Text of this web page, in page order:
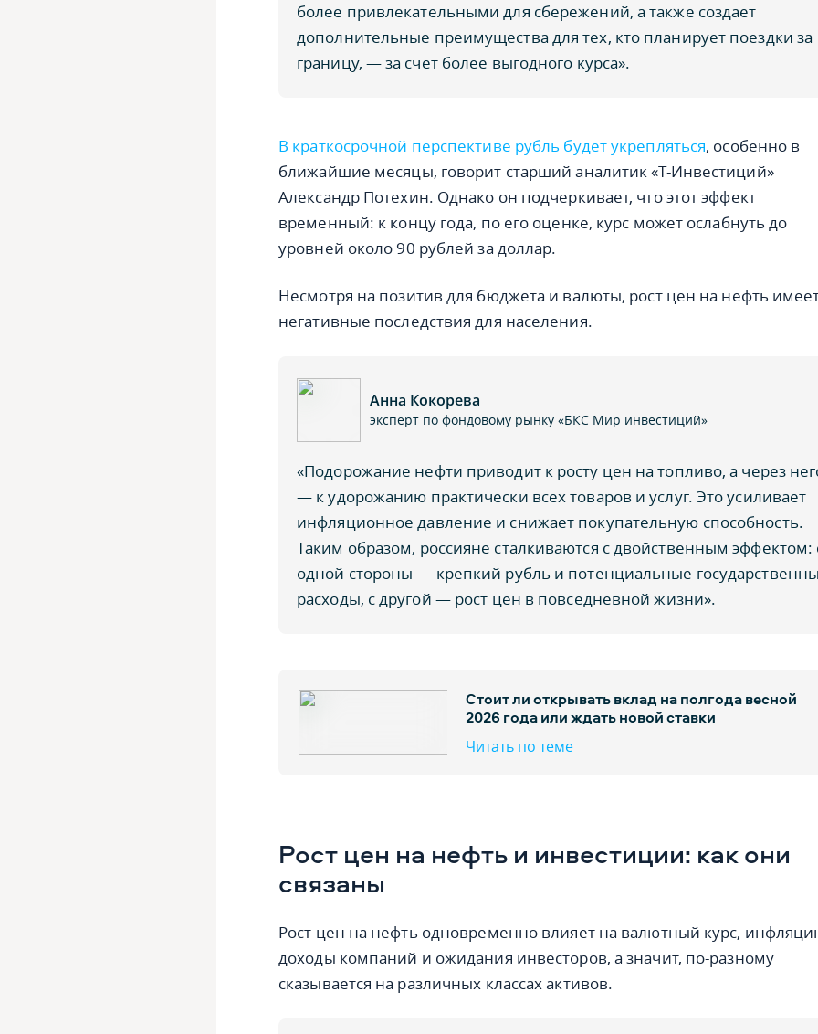
более привлекательными для сбережений, а также создает
дополнительные преимущества для тех, кто планирует поездки за
границу, — за счет более выгодного курса».
В краткосрочной перспективе рубль будет укрепляться, особенно в
ближайшие месяцы, говорит старший аналитик «Т-Инвестиций»
Александр Потехин. Однако он подчеркивает, что этот эффект
временный: к концу года, по его оценке, курс может ослабнуть до
уровней около 90 рублей за доллар.
Несмотря на позитив для бюджета и валюты, рост цен на нефть
негативные последствия для населения.
Анна Кокорева
эксперт по фондовому рынку «БКС Мир инвестиций»
«Подорожание нефти приводит к росту цен на топливо, а через
— к удорожанию практически всех товаров и услуг. Это усиливает
инфляционное давление и снижает покупательную способность.
Таким образом, россияне сталкиваются с двойственным эффектом:
одной стороны — крепкий рубль и потенциальные
расходы, с другой — рост цен в повседневной жизни».
Стоит ли открывать вклад на полгода весной
2026 года или ждать новой ставки
Читать по теме
Рост цен на нефть и инвестиции: как они
связаны
Рост цен на нефть одновременно влияет на валютный курс,
доходы компаний и ожидания инвесторов, а значит, по-разному
сказывается на различных классах активов.